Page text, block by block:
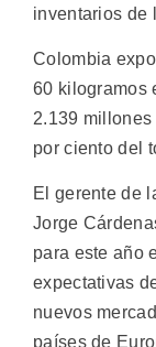
inventarios de
Colombia
60 kilogramos
2.139
por ciento del
El gerente de
Jorge
para este año
expectativas
nuevos
países de